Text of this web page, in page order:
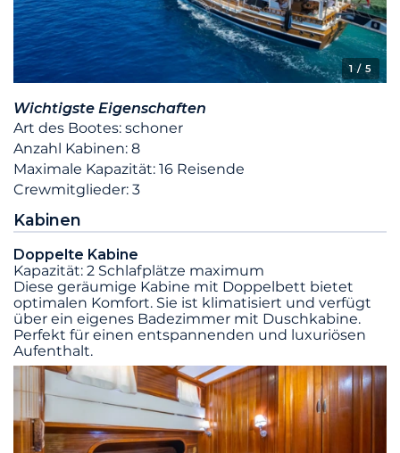
1 / 5
Wichtigste Eigenschaften
Art des Bootes: schoner
Anzahl Kabinen: 8
Maximale Kapazität: 16 Reisende
Crewmitglieder: 3
Kabinen
Doppelte Kabine
Kapazität: 2 Schlafplätze maximum
Diese geräumige Kabine mit Doppelbett bietet
optimalen Komfort. Sie ist klimatisiert und verfügt
über ein eigenes Badezimmer mit Duschkabine.
Perfekt für einen entspannenden und luxuriösen
Aufenthalt.